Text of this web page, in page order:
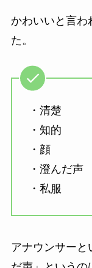
かわいいと言わ
た。
・清楚
・知的
・顔
・澄んだ声
・私服
アナウンサーと